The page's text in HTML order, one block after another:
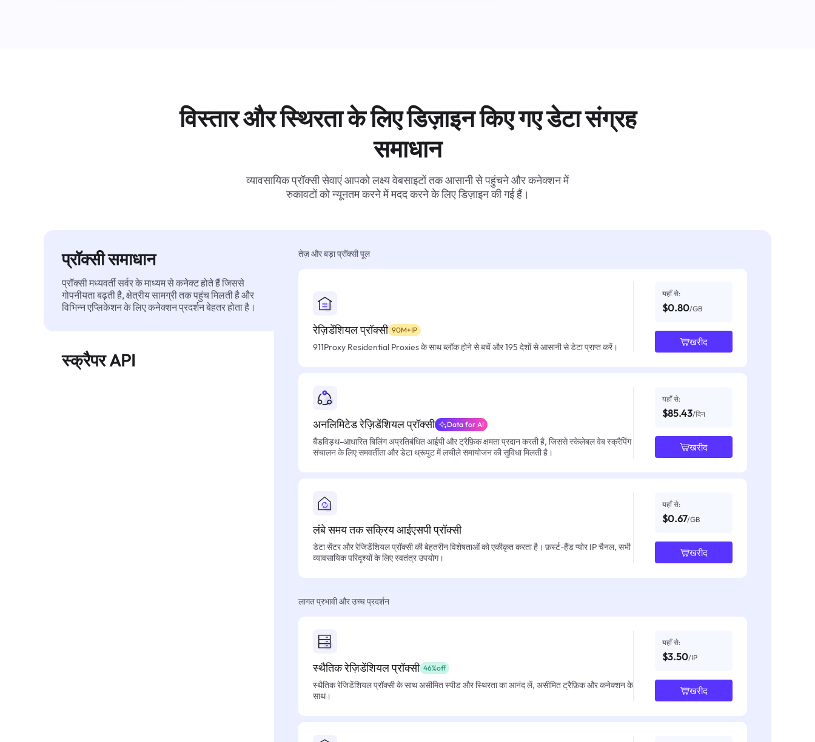
विस्तार और स्थिरता के लिए डिज़ाइन किए गए डेटा संग्रह
समाधान
व्यावसायिक प्रॉक्सी सेवाएं आपको लक्ष्य वेबसाइटों तक आसानी से पहुंचने और कनेक्शन में
रुकावटों को न्यूनतम करने में मदद करने के लिए डिज़ाइन की गई हैं।
प्रॉक्सी समाधान
प्रॉक्सी मध्यवर्ती सर्वर के माध्यम से कनेक्ट होते हैं जिससे
गोपनीयता बढ़ती है, क्षेत्रीय सामग्री तक पहुंच मिलती है और
विभिन्न एप्लिकेशन के लिए कनेक्शन प्रदर्शन बेहतर होता है।
स्क्रैपर API
तेज़ और बड़ा प्रॉक्सी पूल
रेज़िडेंशियल प्रॉक्सी 90M+IP
911Proxy Residential Proxies के साथ ब्लॉक होने से बचें और 195 देशों से आसानी से डेटा प्राप्त करें।
यहाँ से:
$0.80/GB
खरीद
अनलिमिटेड रेज़िडेंशियल प्रॉक्सी Data for AI
बैंडविड्थ-आधारित बिलिंग अप्रतिबंधित आईपी और ट्रैफ़िक क्षमता प्रदान करती है, जिससे स्केलेबल वेब स्क्रैपिंग
संचालन के लिए समवर्तीता और डेटा थ्रूपुट में लचीले समायोजन की सुविधा मिलती है।
यहाँ से:
$85.43/दिन
खरीद
लंबे समय तक सक्रिय आईएसपी प्रॉक्सी
डेटा सेंटर और रेजिडेंशियल प्रॉक्सी की बेहतरीन विशेषताओं को एकीकृत करता है। फ़र्स्ट-हैंड प्योर IP चैनल, सभी
व्यावसायिक परिदृश्यों के लिए स्वतंत्र उपयोग।
यहाँ से:
$0.67/GB
खरीद
लागत प्रभावी और उच्च प्रदर्शन
स्थैतिक रेज़िडेंशियल प्रॉक्सी 46%off
स्थैतिक रेजिडेंशियल प्रॉक्सी के साथ असीमित स्पीड और स्थिरता का आनंद लें, असीमित ट्रैफ़िक और कनेक्शन के
साथ।
यहाँ से:
$3.50/IP
खरीद